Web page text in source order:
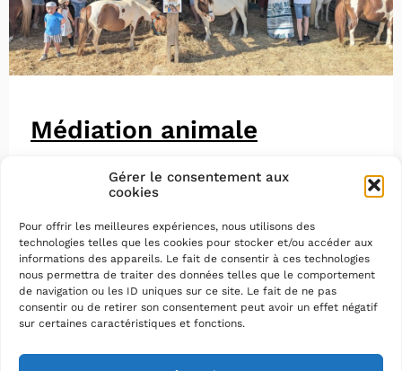
Gérer le consentement aux
cookies
Pour offrir les meilleures expériences, nous utilisons des
technologies telles que les cookies pour stocker et/ou accéder aux
informations des appareils. Le fait de consentir à ces technologies
nous permettra de traiter des données telles que le comportement
de navigation ou les ID uniques sur ce site. Le fait de ne pas
consentir ou de retirer son consentement peut avoir un effet négatif
sur certaines caractéristiques et fonctions.
Médiation animale